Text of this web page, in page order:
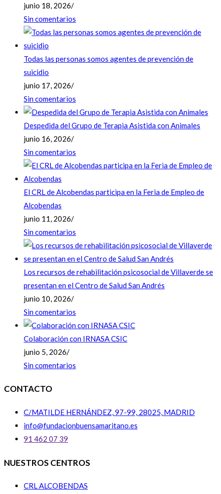
junio 18, 2026/
Sin comentarios
Todas las personas somos agentes de prevención de
suicidio
junio 17, 2026/
Sin comentarios
Despedida del Grupo de Terapia Asistida con Animales
junio 16, 2026/
Sin comentarios
El CRL de Alcobendas participa en la Feria de Empleo de
Alcobendas
junio 11, 2026/
Sin comentarios
Los recursos de rehabilitación psicosocial de Villaverde se
presentan en el Centro de Salud San Andrés
junio 10, 2026/
Sin comentarios
Colaboración con IRNASA CSIC
junio 5, 2026/
Sin comentarios
CONTACTO
C/MATILDE HERNÁNDEZ, 97-99, 28025, MADRID
info@fundacionbuensamaritano.es
91 462 07 39
NUESTROS CENTROS
CRL ALCOBENDAS